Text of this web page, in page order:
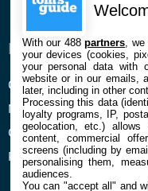
ENTREPRISE
Qui sommes nous
Mentions légales et CGU
Confidentialité et Cookies
Préférences cookies
With our 488partners ,
your devices (cookies,
your personal data with
website or in our emails,
later, including in other
Processing this data
loyalty programs, IP,
geolocation, etc.) allows
content, commercial
screens (including by
personalising them,
audiences.
You can "accept all" and